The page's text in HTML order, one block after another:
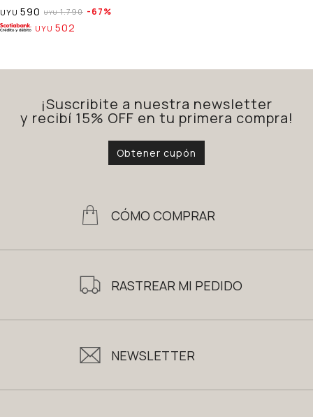
UYU 590 UYU 1.790 67
UYU 502
¡Suscribite a nuestra newsletter
y recibí 15% OFF en tu primera compra!
Obtener cupón
CÓMO COMPRAR
RASTREAR MI PEDIDO
NEWSLETTER